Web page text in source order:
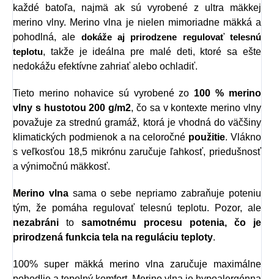
každé batoľa, najmä ak sú vyrobené z ultra mäkkej
merino vlny. Merino vlna je nielen mimoriadne mäkká a
pohodlná, ale dokáže aj prirodzene regulovať telesnú
teplotu, takže je ideálna pre malé deti, ktoré sa ešte
nedokážu efektívne zahriať alebo ochladiť.
Tieto merino nohavice sú vyrobené zo 100 % merino
vlny s hustotou 200 g/m2, čo sa v kontexte merino vlny
považuje za strednú gramáž, ktorá je vhodná do väčšiny
klimatických podmienok a na celoročné použitie. Vlákno
s veľkosťou 18,5 mikrónu zaručuje ľahkosť, priedušnosť
a výnimočnú mäkkosť.
Merino vlnasama o sebe nepriamo zabraňuje poteniu
tým, že pomáha regulovať telesnú teplotu. Pozor, ale
nezabráni to samotnému procesu potenia, čo je
prirodzená funkcia tela na reguláciu teploty.
100% super mäkká merino vlna zaručuje maximálne